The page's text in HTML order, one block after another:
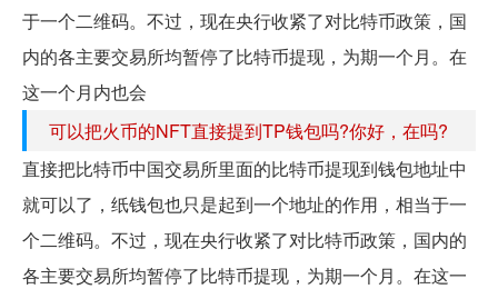
于一个二维码。不过，现在央行收紧了对比特币政策，国
内的各主要交易所均暂停了比特币提现，为期一个月。在
这一个月内也会
可以把火币的NFT直接提到TP钱包吗?你好，在吗?
直接把比特币中国交易所里面的比特币提现到钱包地址中
就可以了，纸钱包也只是起到一个地址的作用，相当于一
个二维码。不过，现在央行收紧了对比特币政策，国内的
各主要交易所均暂停了比特币提现，为期一个月。在这一